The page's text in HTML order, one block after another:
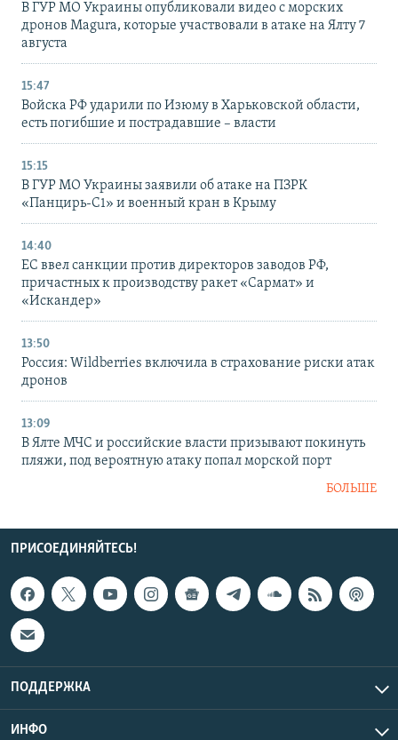
В ГУР МО Украины опубликовали видео с морских
дронов Magura, которые участвовали в атаке на Ялту 7
августа
15:47
Войска РФ ударили по Изюму в Харьковской области,
есть погибшие и пострадавшие – власти
15:15
В ГУР МО Украины заявили об атаке на ПЗРК
«Панцирь-С1» и военный кран в Крыму
14:40
ЕС ввел санкции против директоров заводов РФ,
причастных к производству ракет «Сармат» и
«Искандер»
13:50
Россия: Wildberries включила в страхование риски атак
дронов
13:09
В Ялте МЧС и российские власти призывают покинуть
пляжи, под вероятную атаку попал морской порт
БОЛЬШЕ
ПРИСОЕДИНЯЙТЕСЬ!
ПОДДЕРЖКА
ИНФО